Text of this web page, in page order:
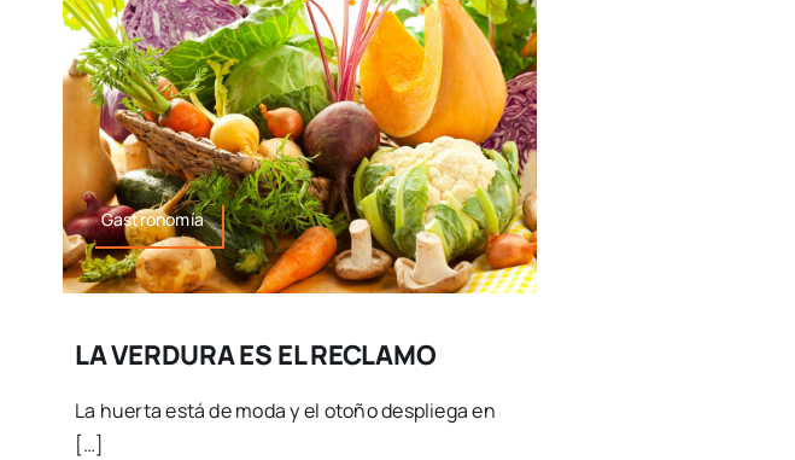
Gastronomía
LA VERDURA ES EL RECLAMO
La huerta está de moda y el otoño despliega en
[…]